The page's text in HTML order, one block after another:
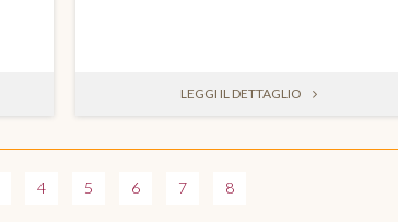
LEGGI IL DETTAGLIO
4 5 6 7 8